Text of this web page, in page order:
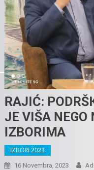
RAJIĆ:
JE VIŠA NEGO
IZBORIMA
IZBORI 2023
16 Novembra, 2023